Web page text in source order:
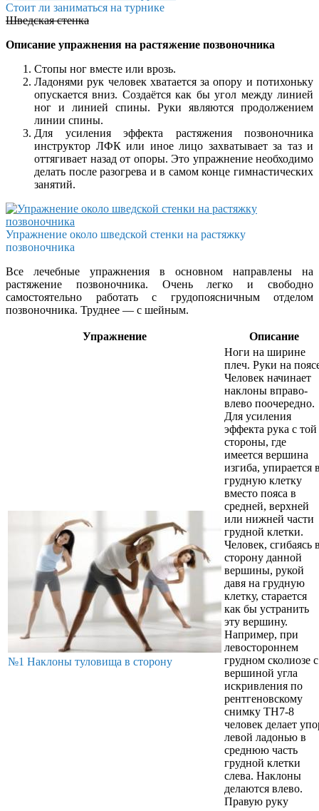
Стоит ли заниматься на турнике
Шведская стенка
Описание упражнения на растяжение позвоночника
Стопы ног вместе или врозь.
Ладонями рук человек хватается за опору и потихоньку
опускается вниз. Создаётся как бы угол между линией
ног и линией спины. Руки являются продолжением
линии спины.
Для усиления эффекта растяжения позвоночника
инструктор ЛФК или иное лицо захватывает за таз и
оттягивает назад от опоры. Это упражнение необходимо
делать после разогрева и в самом конце гимнастических
занятий.
Упражнение около шведской стенки на растяжку
позвоночника
Все лечебные упражнения в основном направлены на
растяжение позвоночника. Очень легко и свободно
самостоятельно работать с грудопоясничным отделом
позвоночника. Труднее — с шейным.
Упражнение Описание
№1 Наклоны туловища в сторону
Ноги на ширине
плеч. Руки на
Человек начинает
наклоны вправо-
влево поочередно.
Для усиления
эффекта рука с той
стороны, где
имеется вершина
изгиба, упирается
грудную клетку
вместо пояса в
средней, верхней
или нижней части
грудной клетки.
Человек, сгибаясь
сторону данной
вершины, рукой
давя на грудную
клетку, старается
как бы устранить
эту вершину.
Например, при
левостороннем
грудном сколиозе с
вершиной угла
искривления по
рентгеновскому
снимку TH7-8
человек делает
левой ладонью в
среднюю часть
грудной клетки
слева. Наклоны
делаются влево.
Правую руку